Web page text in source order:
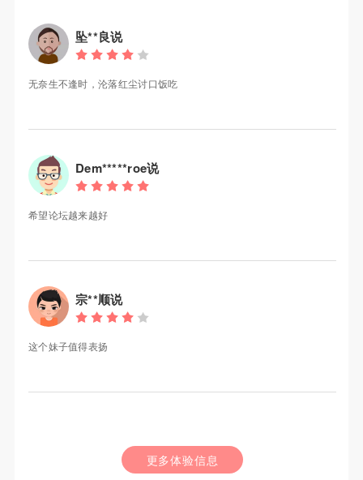
坠**良说
无奈生不逢时，沦落红尘讨口饭吃
Dem*****roe说
希望论坛越来越好
宗**顺说
这个妹子值得表扬
更多体验信息